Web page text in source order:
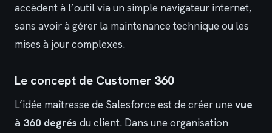
accèdent à l’outil via un simple navigateur internet,
sans avoir à gérer la maintenance technique ou les
mises à jour complexes.
Le concept de Customer 360
L’idée maîtresse de Salesforce est de créer une vue
à 360 degrés du client. Dans une organisation